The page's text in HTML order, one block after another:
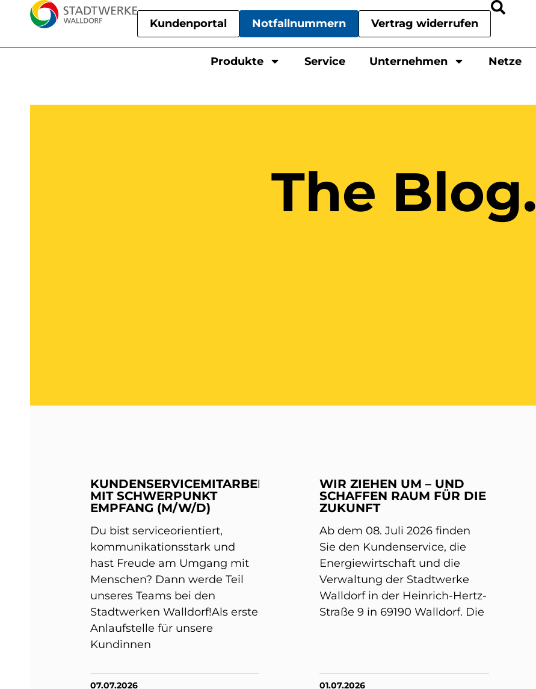
Kundenportal Notfallnummern Vertrag widerrufen
Produkte Service Unternehmen Netze
The Blog.
KUNDENSERVICEMITARBEITER
MIT SCHWERPUNKT
EMPFANG (M/W/D)
Du bist serviceorientiert,
kommunikationsstark und
hast Freude am Umgang mit
Menschen? Dann werde Teil
unseres Teams bei den
Stadtwerken Walldorf!Als erste
Anlaufstelle für unsere
Kundinnen
07.07.2026
WIR ZIEHEN UM – UND
SCHAFFEN RAUM FÜR DIE
ZUKUNFT
Ab dem 08. Juli 2026 finden
Sie den Kundenservice, die
Energiewirtschaft und die
Verwaltung der Stadtwerke
Walldorf in der Heinrich-Hertz-
Straße 9 in 69190 Walldorf. Die
01.07.2026